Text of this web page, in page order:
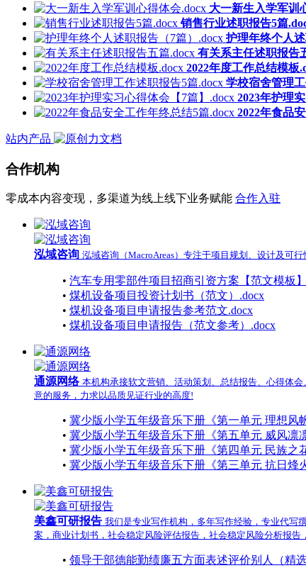
大一新生入学军训
销售行业述职报告5篇
护理年终个人
有关系主任述职报告
2022年度工作总结模板
学校宿舍管理
2023年护理
2022年食品
站内产品
合作机构
零成本内容变现，多渠道为线上线下业务赋能 合作入驻
泓域咨询 泓域咨询（MacroAreas）专注于项目规划、设计及可
• 汽车专用零部件项目招商引资方案【范文模板
• 煤机设备项目投资计划书（范文）.docx
• 煤机设备项目申请报告参考范文.docx
• 煤机设备项目申请报告（范文参考）.docx
通源网络 本机构承接软文营销、活动策划、总结报告、心得体
意的服务，力求以品质见证行业的高度!
• 冀少版小学五年级音乐下册《第一单元 理想风
• 冀少版小学五年级音乐下册《第五单元 威风凛
• 冀少版小学五年级音乐下册《第四单元 民族之
• 冀少版小学五年级音乐下册《第三单元 抗日烽
美鑫可研报告 我们是专业写作机构，多年写作经验，专业代写
案，商业计划书，社会稳定风险评估报告，社会稳定风险分析报
• 领导干部德能勤绩廉五方面表述评价别人（精